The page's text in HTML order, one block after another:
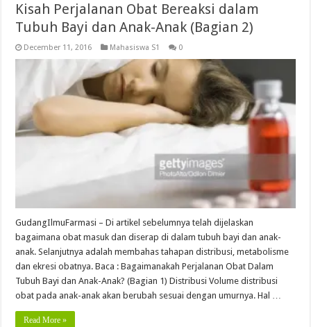
Kisah Perjalanan Obat Bereaksi dalam
Tubuh Bayi dan Anak-Anak (Bagian 2)
December 11, 2016 Mahasiswa S1 0
GudangIlmuFarmasi – Di artikel sebelumnya telah dijelaskan
bagaimana obat masuk dan diserap di dalam tubuh bayi dan anak-
anak. Selanjutnya adalah membahas tahapan distribusi, metabolisme
dan ekresi obatnya. Baca : Bagaimanakah Perjalanan Obat Dalam
Tubuh Bayi dan Anak-Anak? (Bagian 1) Distribusi Volume distribusi
obat pada anak-anak akan berubah sesuai dengan umurnya. Hal …
Read More »